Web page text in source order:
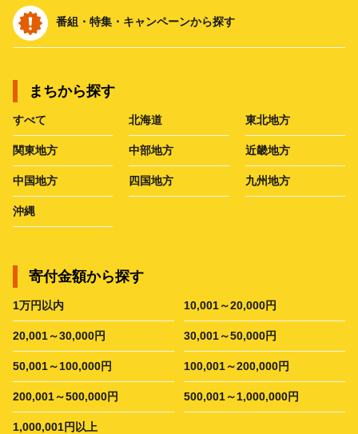
番組・特集・キャンペーンから探す
まちから探す
すべて 北海道 東北地方
関東地方 中部地方 近畿地方
中国地方 四国地方 九州地方
沖縄
寄付金額から探す
1万円以内 10,001～20,000円
20,001～30,000円 30,001～50,000円
50,001～100,000円 100,001～200,000円
200,001～500,000円 500,001～1,000,000円
1,000,001円以上